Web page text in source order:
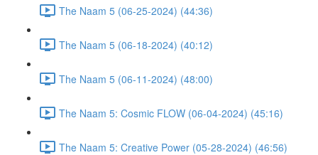
The Naam 5 (06-25-2024) (44:36)
The Naam 5 (06-18-2024) (40:12)
The Naam 5 (06-11-2024) (48:00)
The Naam 5: Cosmic FLOW (06-04-2024) (45:16)
The Naam 5: Creative Power (05-28-2024) (46:56)